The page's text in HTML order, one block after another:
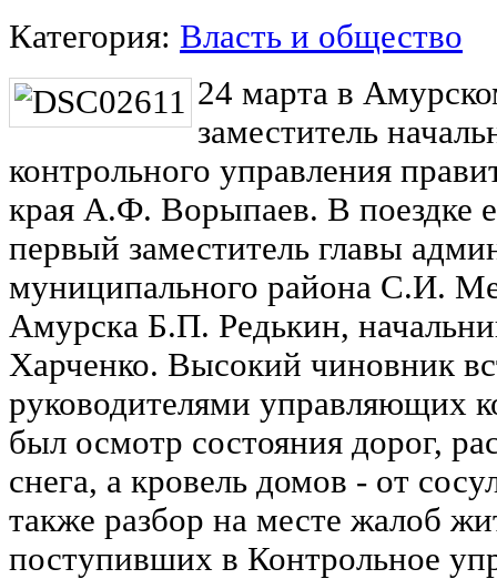
Категория: Власть и общество
24 марта в
заместитель
контрольного управления
края А.Ф. Ворыпаев. В поездке
первый заместитель главы
муниципального района С.И.
Амурска Б.П. Редькин,
Харченко. Высокий чиновник
руководителями управляющих
был осмотр состояния дорог,
снега, а кровель домов - от
также разбор на месте жалоб
поступивших в Контрольное